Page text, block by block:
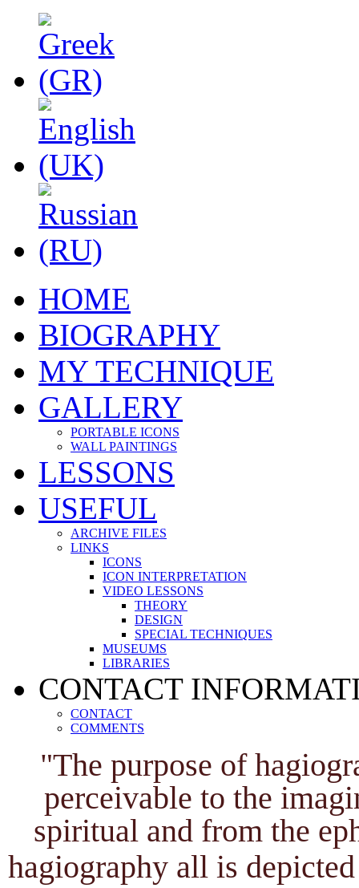
HOME
BIOGRAPHY
MY TECHNIQUE
GALLERY
PORTABLE ICONS
WALL PAINTINGS
LESSONS
USEFUL
ARCHIVE FILES
LINKS
ICONS
ICON INTERPRETATION
VIDEO LESSONS
THEORY
DESIGN
SPECIAL TECHNIQUES
MUSEUMS
LIBRARIES
CONTACT
CONTACT
COMMENTS
"The purpose of
perceivable to the
spiritual and from the
hagiography all is